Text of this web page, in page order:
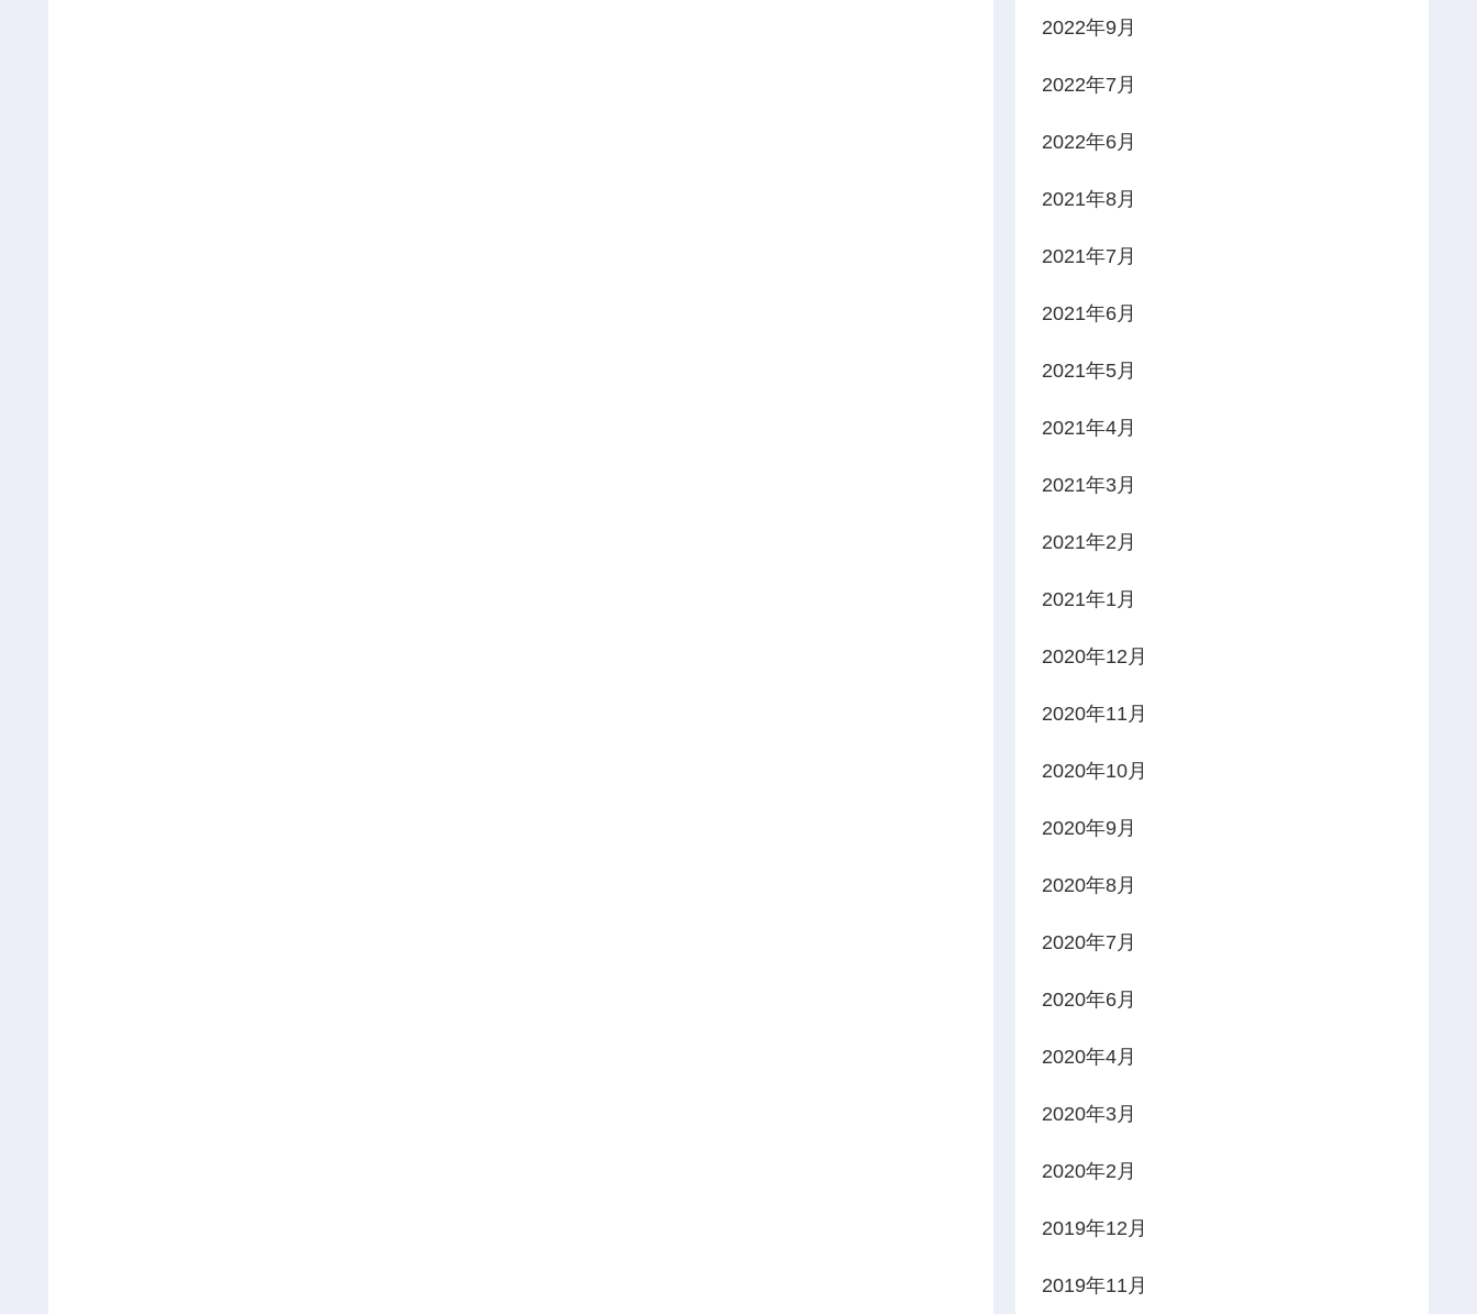
2022年9月
2022年7月
2022年6月
2021年8月
2021年7月
2021年6月
2021年5月
2021年4月
2021年3月
2021年2月
2021年1月
2020年12月
2020年11月
2020年10月
2020年9月
2020年8月
2020年7月
2020年6月
2020年4月
2020年3月
2020年2月
2019年12月
2019年11月